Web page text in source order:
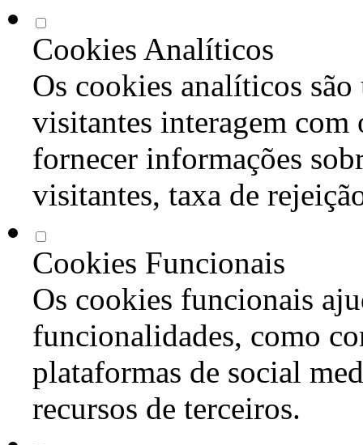
Cookies Analíticos
Os cookies analíticos são
visitantes interagem com
fornecer informações
visitantes, taxa de
Cookies Funcionais
Os cookies funcionais
funcionalidades, como
plataformas de social
recursos de terceiros.